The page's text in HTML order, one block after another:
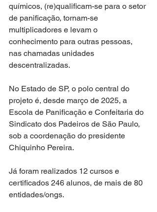
químicos, (re)qualificam-se para o setor
de panificação, tornam-se
multiplicadores e levam o
conhecimento para outras pessoas,
nas chamadas unidades
descentralizadas.
No Estado de SP, o polo central do
projeto é, desde março de 2025, a
Escola de Panificação e Confeitaria do
Sindicato dos Padeiros de São Paulo,
sob a coordenação do presidente
Chiquinho Pereira.
Já foram realizados 12 cursos e
certificados 246 alunos, de mais de 80
entidades/ongs.